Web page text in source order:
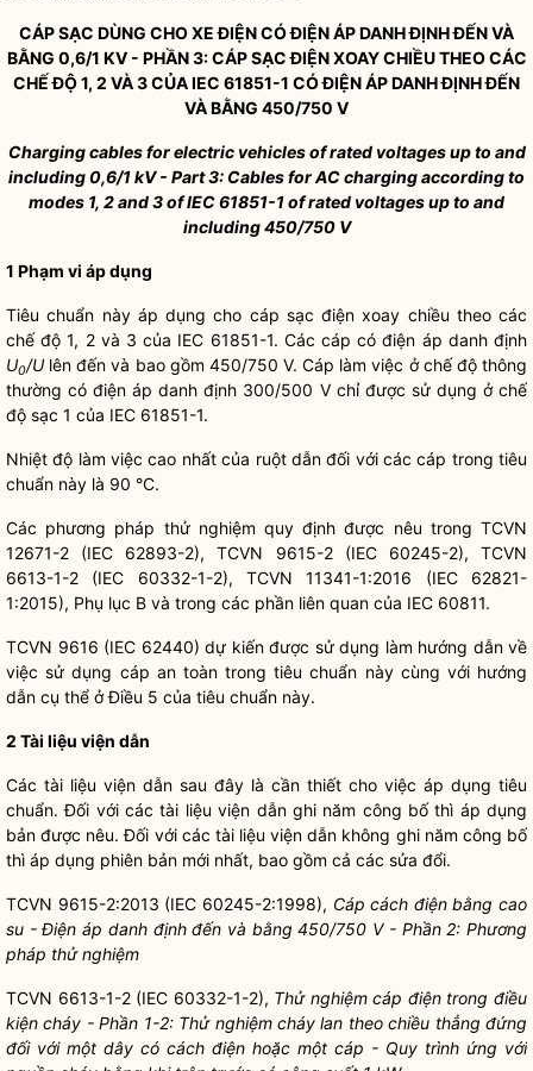
CÁP SẠC DÙNG CHO XE ĐIỆN CÓ ĐIỆN ÁP DANH ĐỊNH ĐẾN VÀ
BẰNG 0,6/1 KV - PHẦN 3: CÁP SẠC ĐIỆN XOAY CHIỀU THEO CÁC
CHẾĐỘ 1, 2 VÀ 3 CỦA IEC 61851-1 CÓ ĐIỆN ÁP DANH ĐỊNH ĐẾN
VÀ BẰNG 450/750 V
Charging cables for electric vehicles of rated voltages up to and
including 0,6/1 kV - Part 3: Cables for AC charging according to
modes 1, 2 and 3 ofIEC 61851-1 of rated voltages up to and
including 450/750 V
1 Phạm vi áp dụng
Tiêu chuẩn này áp dụng cho cáp sạc điện xoay chiều theo các
chế độ 1, 2 và 3 của IEC 61851-1. Các cáp có điện áp danh định
U0/U lên đến và bao gồm 450/750 V. Cáp làm việc ở chế độ thông
thường có điện áp danh định 300/500 V chỉ được sử dụng ở chế
độ sạc 1 của IEC 61851-1.
Nhiệt độ làm việc cao nhất của ruột dẫn đối với các cáp trong tiêu
chuẩn này là 90 °C.
Các phương pháp thử nghiệm quy định được nêu trong TCVN
12671-2 (IEC 62893-2), TCVN 9615-2 (IEC 60245-2), TCVN
6613-1-2 (IEC 60332-1-2), TCVN 11341-1:2016 (IEC 62821-
1:2015), Phụ lục B và trong các phần liên quan của IEC 60811.
TCVN 9616 (IEC 62440) dự kiến được sử dụng làm hướng dẫn về
việc sử dụng cáp an toàn trong tiêu chuẩn này cùng với hướng
dẫn cụ thể ở Điều 5 của tiêu chuẩn này.
2 Tài liệu viện dẫn
Các tài liệu viện dẫn sau đây là cần thiết cho việc áp dụng tiêu
chuẩn. Đối với các tài liệu viện dẫn ghi năm công bố thì áp dụng
bản được nêu. Đối với các tài liệu viện dẫn không ghi năm công bố
thì áp dụng phiên bản mới nhất, bao gồm cả các sửa đổi.
TCVN 9615-2:2013 (IEC 60245-2:1998), Cáp cách điện bằng cao
su - Điện áp danh định đến và bằng 450/750 V - Phần 2: Phương
pháp thử nghiệm
TCVN 6613-1-2 (IEC 60332-1-2), Thử nghiệm cáp điện trong điều
kiện cháy - Phần 1-2: Thử nghiệm cháy lan theo chiều thẳng đứng
đối với một dây có cách điện hoặc một cáp - Quy trình ứng với